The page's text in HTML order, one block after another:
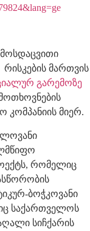
მართვის
გარემოზე
მიერ.
რომელიც
ბოჭკოვანი
საქართველოს
სიჩქარის